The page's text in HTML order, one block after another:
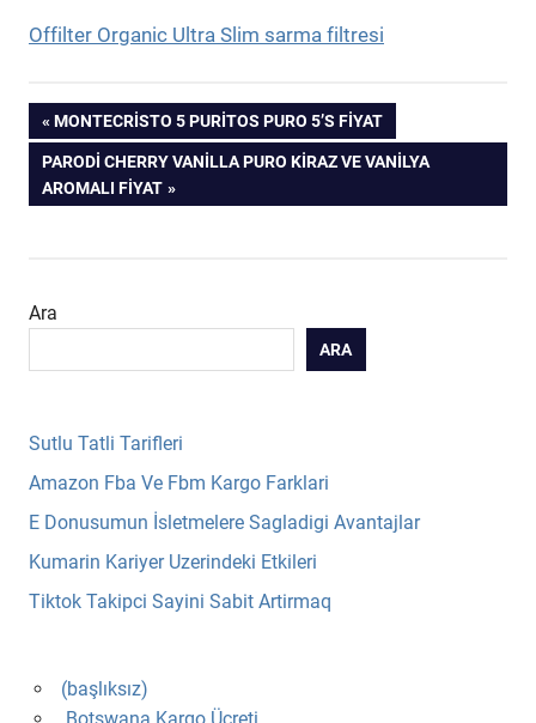
Offilter Organic Ultra Slim sarma filtresi
Yazı
gezinmesi
PREVIOUS
POST:
MONTECRISTO 5 PURITOS PURO 5’S FIYAT
NEXT
POST:
PARODI CHERRY VANILLA PURO KIRAZ VE VANILYA
AROMALI FIYAT
Ara
ARA
Sutlu Tatli Tarifleri
Amazon Fba Ve Fbm Kargo Farklari
E Donusumun İsletmelere Sagladigi Avantajlar
Kumarin Kariyer Uzerindeki Etkileri
Tiktok Takipci Sayini Sabit Artirmaq
(başlıksız)